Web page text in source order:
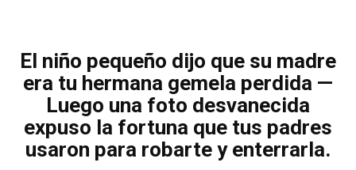
El niño pequeño dijo que su madre
era tu hermana gemela perdida —
Luego una foto desvanecida
expuso la fortuna que tus padres
usaron para robarte y enterrarla.